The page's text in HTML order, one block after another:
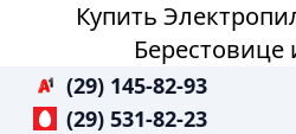
Купить
Берестовице
(29) 145-82-93
(29) 531-82-23